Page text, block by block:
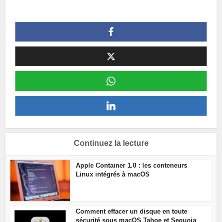
Continuez la lecture
Apple Container 1.0 : les conteneurs
Linux intégrés à macOS
Comment effacer un disque en toute
sécurité sous macOS Tahoe et Sequoia